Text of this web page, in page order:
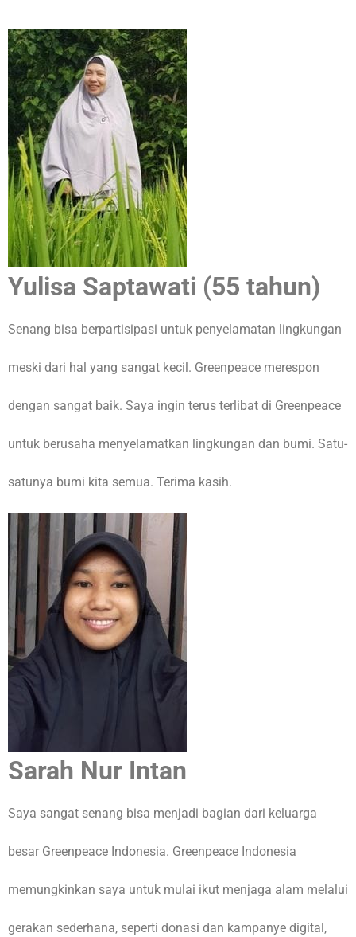
Yulisa Saptawati (55 tahun)
Senang bisa berpartisipasi untuk penyelamatan lingkungan
meski dari hal yang sangat kecil. Greenpeace merespon
dengan sangat baik. Saya ingin terus terlibat di Greenpeace
untuk berusaha menyelamatkan lingkungan dan bumi. Satu-
satunya bumi kita semua. Terima kasih.
Sarah Nur Intan
Saya sangat senang bisa menjadi bagian dari keluarga
besar Greenpeace Indonesia. Greenpeace Indonesia
memungkinkan saya untuk mulai ikut menjaga alam melalui
gerakan sederhana, seperti donasi dan kampanye digital,